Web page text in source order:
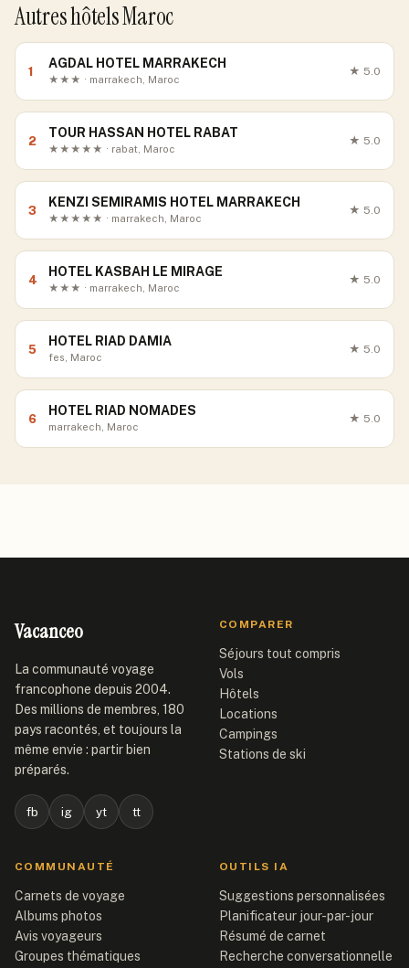
Autres hôtels Maroc
1
AGDAL HOTEL MARRAKECH
★★★ · marrakech, Maroc
★ 5.0
2
TOUR HASSAN HOTEL RABAT
★★★★★ · rabat, Maroc
★ 5.0
3
KENZI SEMIRAMIS HOTEL MARRAKECH
★★★★★ · marrakech, Maroc
★ 5.0
4
HOTEL KASBAH LE MIRAGE
★★★ · marrakech, Maroc
★ 5.0
5
HOTEL RIAD DAMIA
fes, Maroc
★ 5.0
6
HOTEL RIAD NOMADES
marrakech, Maroc
★ 5.0
Vacanceo
La communauté voyage
francophone depuis 2004.
Des millions de membres, 180
pays racontés, et toujours la
même envie : partir bien
préparés.
fb ig yt tt
COMPARER
Séjours tout compris
Vols
Hôtels
Locations
Campings
Stations de ski
COMMUNAUTÉ
Carnets de voyage
Albums photos
Avis voyageurs
Groupes thématiques
OUTILS IA
Suggestions personnalisées
Planificateur jour-par-jour
Résumé de carnet
Recherche conversationnelle